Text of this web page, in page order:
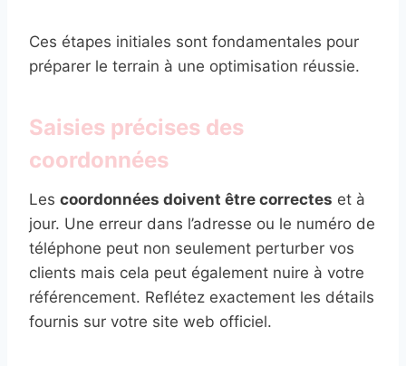
Ces étapes initiales sont fondamentales pour
préparer le terrain à une optimisation réussie.
Saisies précises des
coordonnées
Les coordonnées doivent être correctes et à
jour. Une erreur dans l’adresse ou le numéro de
téléphone peut non seulement perturber vos
clients mais cela peut également nuire à votre
référencement. Reflétez exactement les détails
fournis sur votre site web officiel.